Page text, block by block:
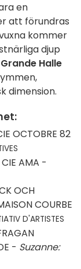
en
att förundras
kommer
djup
Grande Halle
dimension.
OCTOBRE 82
AMA -
OCH
COURBE
D'ARTISTES
- Suzanne: